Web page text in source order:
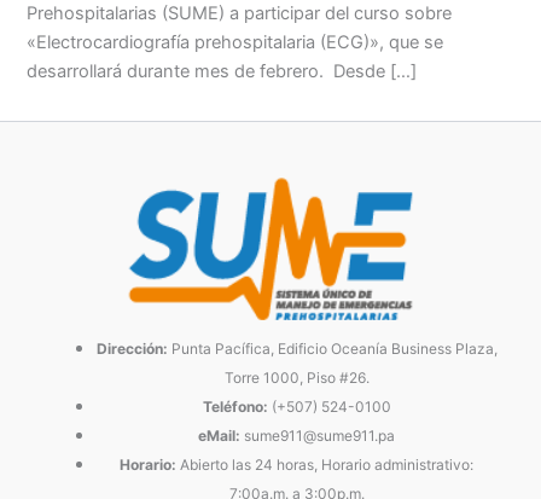
Prehospitalarias (SUME) a participar del curso sobre
«Electrocardiografía prehospitalaria (ECG)», que se
desarrollará durante mes de febrero. Desde […]
Dirección: Punta Pacífica, Edificio Oceanía Business Plaza,
Torre 1000, Piso #26.
Teléfono: (+507) 524-0100
eMail: sume911@sume911.pa
Horario: Abierto las 24 horas, Horario administrativo:
7:00a.m. a 3:00p.m.